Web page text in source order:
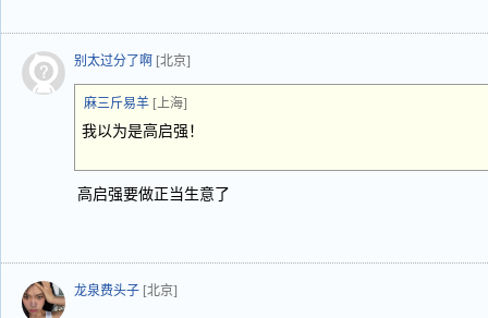
别太过分了啊 [北京]
麻三斤易羊 [上海]
我以为是高启强！
高启强要做正当生意了
龙泉费头子 [北京]